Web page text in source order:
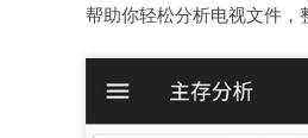
帮助你轻松分析电视文件，